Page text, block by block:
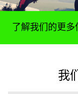
了解我们的更多
我